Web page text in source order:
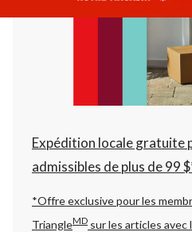
à
Expédition locale gratuite
admissibles de plus de 99
*Offre exclusive pour les
TriangleMD sur les articles avec